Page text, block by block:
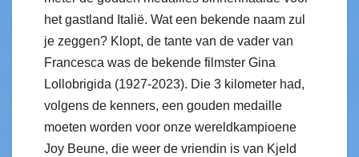
het gastland Italië. Wat een bekende naam zul
je zeggen? Klopt, de tante van de vader van
Francesca was de bekende filmster Gina
Lollobrigida (1927-2023). Die 3 kilometer had,
volgens de kenners, een gouden medaille
moeten worden voor onze wereldkampioene
Joy Beune, die weer de vriendin is van Kjeld